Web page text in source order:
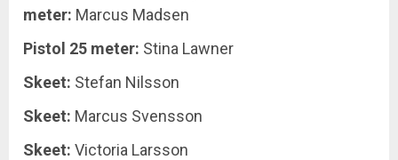
meter: Marcus Madsen
Pistol 25 meter: Stina Lawner
Skeet: Stefan Nilsson
Skeet: Marcus Svensson
Skeet: Victoria Larsson